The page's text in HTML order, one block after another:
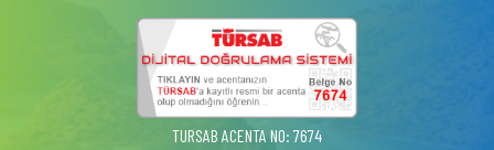
TURSAB ACENTA NO: 7674